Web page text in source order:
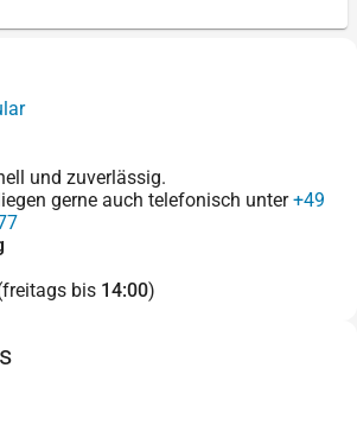
und zuverlässig.
gerne auch telefonisch unter+49
bis 14:00)